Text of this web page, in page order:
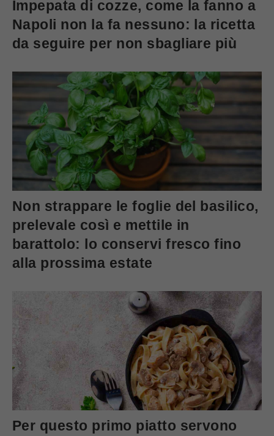
Impepata di cozze, come la fanno a
Napoli non la fa nessuno: la ricetta
da seguire per non sbagliare più
Non strappare le foglie del basilico,
prelevale così e mettile in
barattolo: lo conservi fresco fino
alla prossima estate
Per questo primo piatto servono